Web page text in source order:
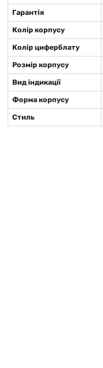
Гарантія
Колір корпусу
Колір циферблату
Розмір корпусу
Вид індикації
Форма корпусу
Стиль